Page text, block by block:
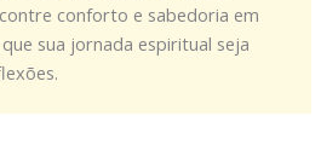
conforto e sabedoria em
sua jornada espiritual seja